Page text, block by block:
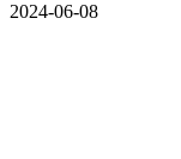
2024-06-08